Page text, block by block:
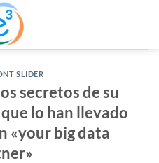
SLIDER
secretos de su
lo han llevado
«your big data